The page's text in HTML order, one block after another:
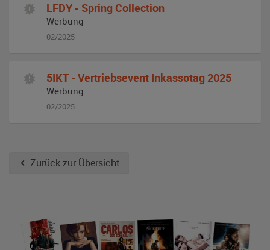
LFDY - Spring Collection
Werbung
02/2025
5IKT - Vertriebsevent Inkassotag 2025
Werbung
02/2025
Zurück zur Übersicht